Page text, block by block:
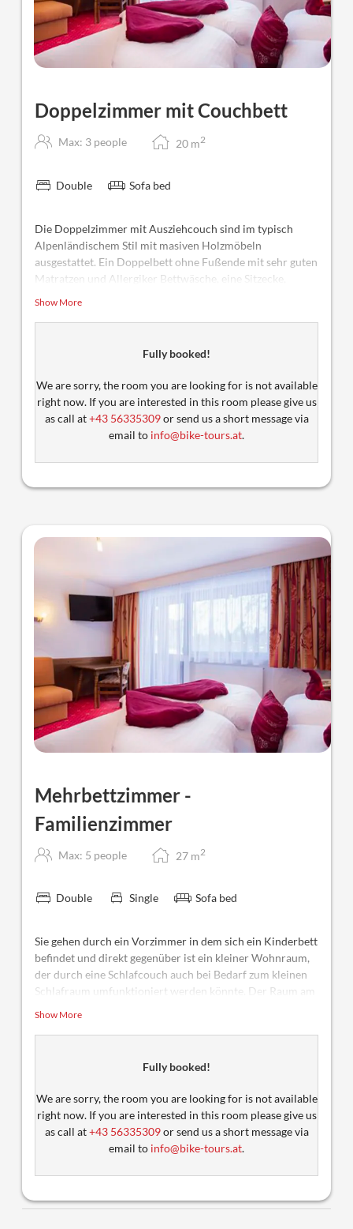
Doppelzimmer mit Couchbett
Max: 3 people 20 m2
Double Sofa bed
Die Doppelzimmer mit Ausziehcouch sind im typisch
Alpenländischem Stil mit masiven Holzmöbeln
ausgestattet. Ein Doppelbett ohne Fußende mit sehr guten
Matratzen und Allergiker Bettwäsche, eine Sitzecke,
Show More
Fully booked!
We are sorry, the room you are looking for is not available
right now. If you are interested in this room please give us
as call at+43 56335309or send us a short message via
email to info@bike-tours.at.
Mehrbettzimmer -
Familienzimmer
Max: 5 people 27 m2
Double Single Sofa bed
Sie gehen durch ein Vorzimmer in dem sich ein Kinderbett
befindet und direkt gegenüber ist ein kleiner Wohnraum,
der durch eine Schlafcouch auch bei Bedarf zum kleinen
Schlafraum umfunktioniert werden könnte. Der Raum am
Ende dieses Familienzimmers ist dann der Schlafraum mit
Show More
Fully booked!
We are sorry, the room you are looking for is not available
right now. If you are interested in this room please give us
as call at+43 56335309or send us a short message via
email to info@bike-tours.at.